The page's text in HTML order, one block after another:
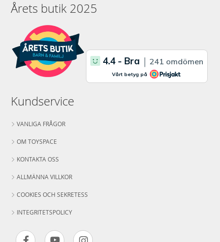
Årets butik 2025
Kundservice
VANLIGA FRÅGOR
OM TOYSPACE
KONTAKTA OSS
ALLMÄNNA VILLKOR
COOKIES OCH SEKRETESS
INTEGRITETSPOLICY